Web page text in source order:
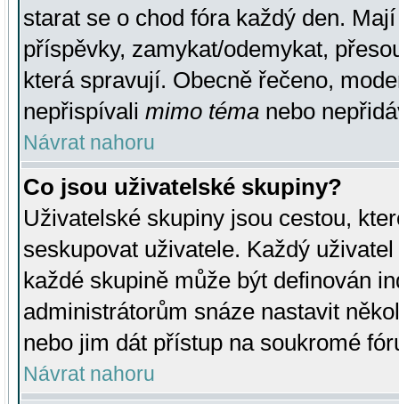
starat se o chod fóra každý den.
příspěvky, zamykat/odemykat,
která spravují. Obecně řečeno,
nepřispívali mimo téma nebo
Návrat nahoru
Co jsou uživatelské skupiny?
Uživatelské skupiny jsou cestou,
seskupovat uživatele. Každý
každé skupině může být definován
administrátorům snáze nastavit
nebo jim dát přístup na soukromé
Návrat nahoru